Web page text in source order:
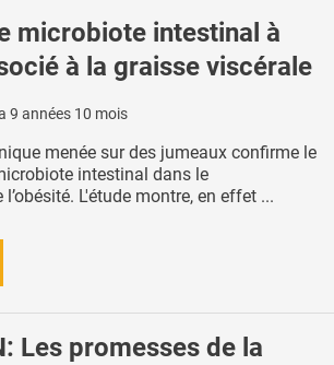
microbiote intestinal à
à la graisse viscérale
9 années 10 mois
menée sur des jumeaux confirme le
intestinal dans le
L'étude montre, en effet ...
Les promesses de la